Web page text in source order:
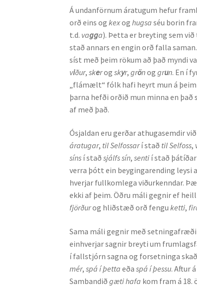
Á undanförnum áratugum hefur
orð eins ogkexoghugsaséu borin
t.d. vagga). Þetta er breyting sem
stað annars en engin orð falla
síst með þeim rökum að það myndi
viður,skerogskyr,grönoggrun. En í
„flámælt“ fólk hafi heyrt mun á
þarna hefði orðið mun minna en
af með það.
Ósjaldan eru gerðar athugasemdir
áratugar, til Selfossarí stað til Selfoss,
síns í staðsjálfs sín,senti í stað
verra þótt ein beygingarending
hverjar fullkomlega viðurkenndar.
ekki af þeim. Öðru máli gegnir ef
fjörðurog hliðstæð orð fenguketti,
Sama máli gegnir með
einhverjar sagnir breyti um
í fallstjórn sagna og forsetninga
mér,spá í þetta eðaspá í þessu. Aftur
Sambandiðgæti hafa kom fram á